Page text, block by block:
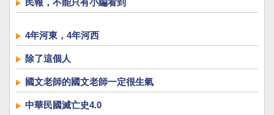
民報，不能只有小編看到
4年河東，4年河西
除了這個人
國文老師的國文老師一定很生氣
中華民國滅亡史4.0